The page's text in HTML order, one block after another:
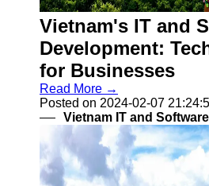
Telegram
Help &
Support
Contact
About
Us
Write
for Us
Vietnam's IT and
Development:
for Businesses
Read More →
Posted on 2024-02-07
Vietnam IT and